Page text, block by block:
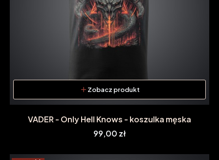
Zobacz produkt
VADER - Only Hell Knows - koszulka męska
Cena
99,00 zł